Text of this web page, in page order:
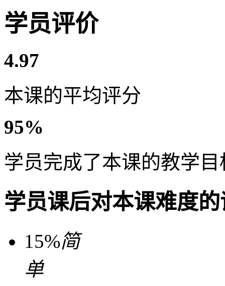
学员评价
4.97
本课的平均评分
95%
学员完成了本课的教学目
学员课后对本课难度
15%简
单